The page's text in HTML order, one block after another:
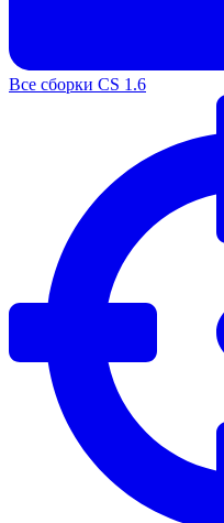
Все сборки CS 1.6